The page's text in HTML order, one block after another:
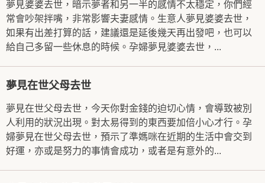
夢見婆婆去世，暗示夢者和另一半的感情不太穩定，你們經
常會吵架拌嘴，非常影響夫妻感情。生意人夢見婆婆去世，
如果有出差打算的話，建議還是延後幾天再出發吧，也可以
給自己多留一些休息的時候。孕婦夢見婆婆去世，...
夢見在世父母去世
夢見在世父母去世，今天你對金錢的迫切心情，會導致被別
人利用的狀況出現。對太易得到的東西要加倍小心才行。孕
婦夢見在世父母去世，預示了準媽咪在近期的生活中會交到
好運，亦或是努力的事情會成功，或者是有意外的...